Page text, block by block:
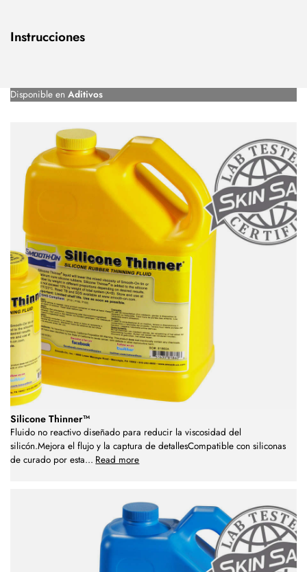
Instrucciones
Disponible en Aditivos
Silicone Thinner™
Fluido no reactivo diseñado para reducir la viscosidad del
silicón.Mejora el flujo y la captura de detallesCompatible con siliconas
de curado por esta... Read more